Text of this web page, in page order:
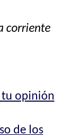
corriente
tu opinión
de los